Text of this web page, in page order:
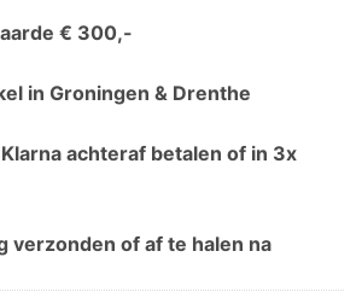
€ 300,-
in Groningen & Drenthe
achteraf betalen of in 3x
verzonden of af te halen na